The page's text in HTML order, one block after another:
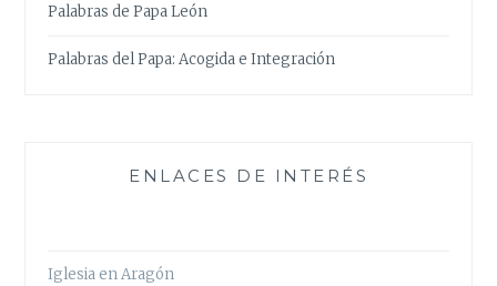
Palabras de Papa León
Palabras del Papa: Acogida e Integración
ENLACES DE INTERÉS
Iglesia en Aragón